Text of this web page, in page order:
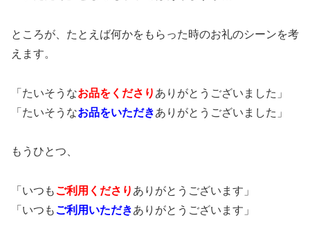
ところが、たとえば何かをもらった時のお礼のシーンを考
えます。
「たいそうなお品をくださり ありがとうございました」
「たいそうなお品をいただきありがとうございました」
もうひとつ、
「いつもご利用 くださり ありがとうございます」
「いつもご利用 いただきありがとうございます」